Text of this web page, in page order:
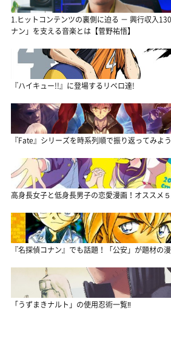
1.ヒットコンテンツの裏側に迫る － 興行収入
ナン」を支える音楽とは【菅野祐悟】
『ハイキュー!!』に登場するリベロ達!
『Fate』シリーズを時系列順で振り返ってみよ
高身長女子と低身長男子の恋愛漫画！オススメ
『名探偵コナン』でも話題！「公安」が題材の
「うずまきナルト」の使用忍術一覧‼